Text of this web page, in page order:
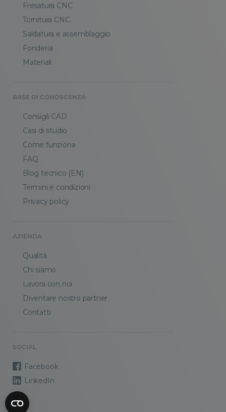
Fresatura CNC
Tornitura CNC
Saldatura e assemblaggio
Fonderia
Materiali
BASE DI CONOSCENZA
Consigli CAD
Casi di studio
Come funziona
FAQ
Blog tecnico (EN)
Termini e condizioni
Privacy policy
AZIENDA
Qualità
Chi siamo
Lavora con noi
Diventare nostro partner
Contatti
SOCIAL
Facebook
LinkedIn